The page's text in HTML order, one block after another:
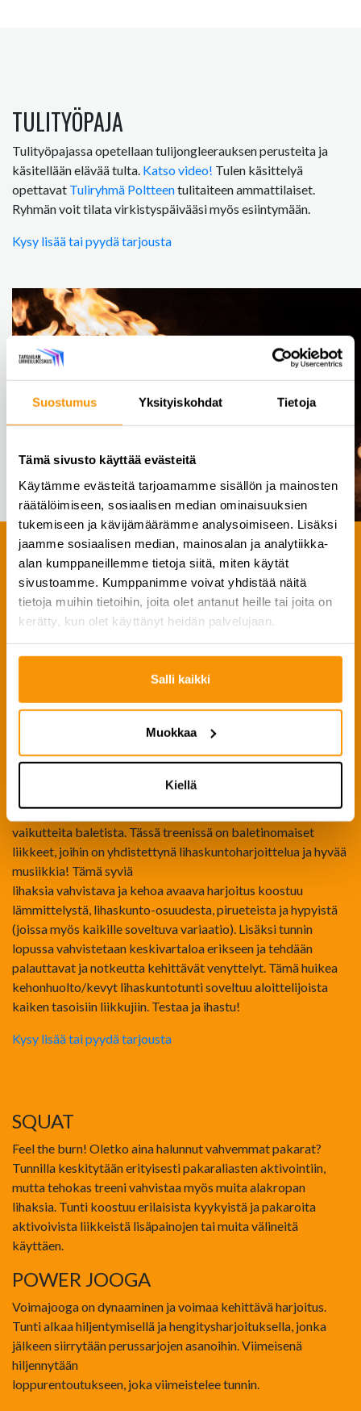
Suostumus Yksityiskohdat Tietoja
Tämä sivusto käyttää evästeitä
Käytämme evästeitä tarjoamamme sisällön ja mainosten
räätälöimiseen, sosiaalisen median ominaisuuksien
tukemiseen ja kävijämäärämme analysoimiseen. Lisäksi
jaamme sosiaalisen median, mainosalan ja analytiikka-
alan kumppaneillemme tietoja siitä, miten käytät
sivustoamme. Kumppanimme voivat yhdistää näitä
tietoja muihin tietoihin, joita olet antanut heille tai joita on
kerätty, kun olet käyttänyt heidän palvelujaan.
Salli kaikki
Muokkaa
Kiellä
TULITYÖPAJA
Tulityöpajassa opetellaan tulijongleerauksen perusteita ja
käsitellään elävää tulta. Katso video! Tulen käsittelyä
opettavat Tuliryhmä Poltteentulitaiteen ammattilaiset.
Ryhmän voit tilata virkistyspäivääsi myös esiintymään.
Kysy lisää tai pyydä tarjousta
RYHMÄLIIKUNNAN UUTUUKSIA:
EDGE TE3
Jokaisentasoiselle liikkujalle ensikertalaisesta
tukeviin voima-, tasapaino- ja liikkuvuusharjoituksiin. Tunnilla
käytetään digitaalista TE3-harjoituskeppiä, joka ohjaa
liikeratoja ja tasoittaa kehon puolieroja värinäohjauksella.
Plié on tanssillinen kuntobalettitunti, joka on saanut
vaikutteita baletista. Tässä treenissä on baletinomaiset
liikkeet, joihin on yhdistettynä lihaskuntoharjoittelua ja hyvää
musiikkia! Tämä syviä
lihaksia vahvistava ja kehoa avaava harjoitus koostuu
lämmittelystä, lihaskunto-osuudesta, pirueteista ja hypyistä
(joissa myös kaikille soveltuva variaatio). Lisäksi tunnin
lopussa vahvistetaan keskivartaloa erikseen ja tehdään
palauttavat ja notkeutta kehittävät venyttelyt. Tämä huikea
kehonhuolto/kevyt lihaskuntotunti soveltuu aloittelijoista
kaiken tasoisiin liikkujiin. Testaa ja ihastu!
Kysy lisää tai pyydä tarjousta
SQUAT
Feel the burn! Oletko aina halunnut vahvemmat pakarat?
Tunnilla keskitytään erityisesti pakaraliasten aktivointiin,
mutta tehokas treeni vahvistaa myös muita alakropan
lihaksia. Tunti koostuu erilaisista kyykyistä ja pakaroita
aktivoivista liikkeistä lisäpainojen tai muita välineitä
käyttäen.
POWER JOOGA
Voimajooga on dynaaminen ja voimaa kehittävä harjoitus.
Tunti alkaa hiljentymisellä ja hengitysharjoituksella, jonka
jälkeen siirrytään perussarjojen asanoihin. Viimeisenä
hiljennytään
loppurentoutukseen, joka viimeistelee tunnin.